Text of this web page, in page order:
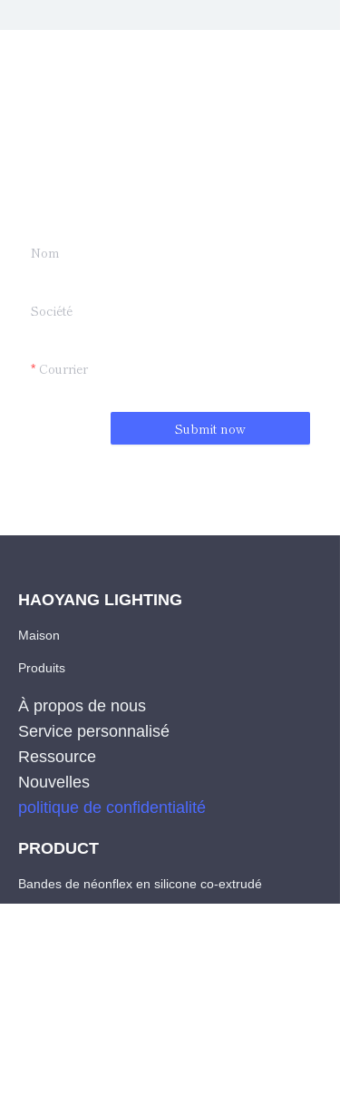
Nom
Société
Courrier
Submit now
HAOYANG LIGHTING
Maison
Produits
À propos de nous
Service personnalisé
Ressource
Nouvelles
politique de confidentialité
PRODUCT
Bandes de néonflex en silicone co-extrudé